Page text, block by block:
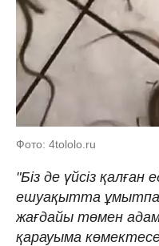
Фото: 4tololo.ru
"Біз де үйсіз қалған
ешуақытта
жағдайы төмен
қарауыма